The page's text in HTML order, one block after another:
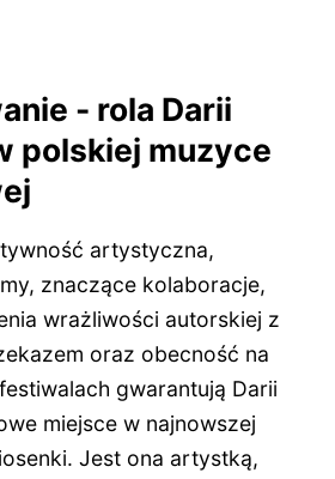
- rola Darii
polskiej muzyce
artystyczna,
znaczące kolaboracje,
wrażliwości autorskiej z
oraz obecność na
gwarantują Darii
miejsce w najnowszej
Jest ona artystką,